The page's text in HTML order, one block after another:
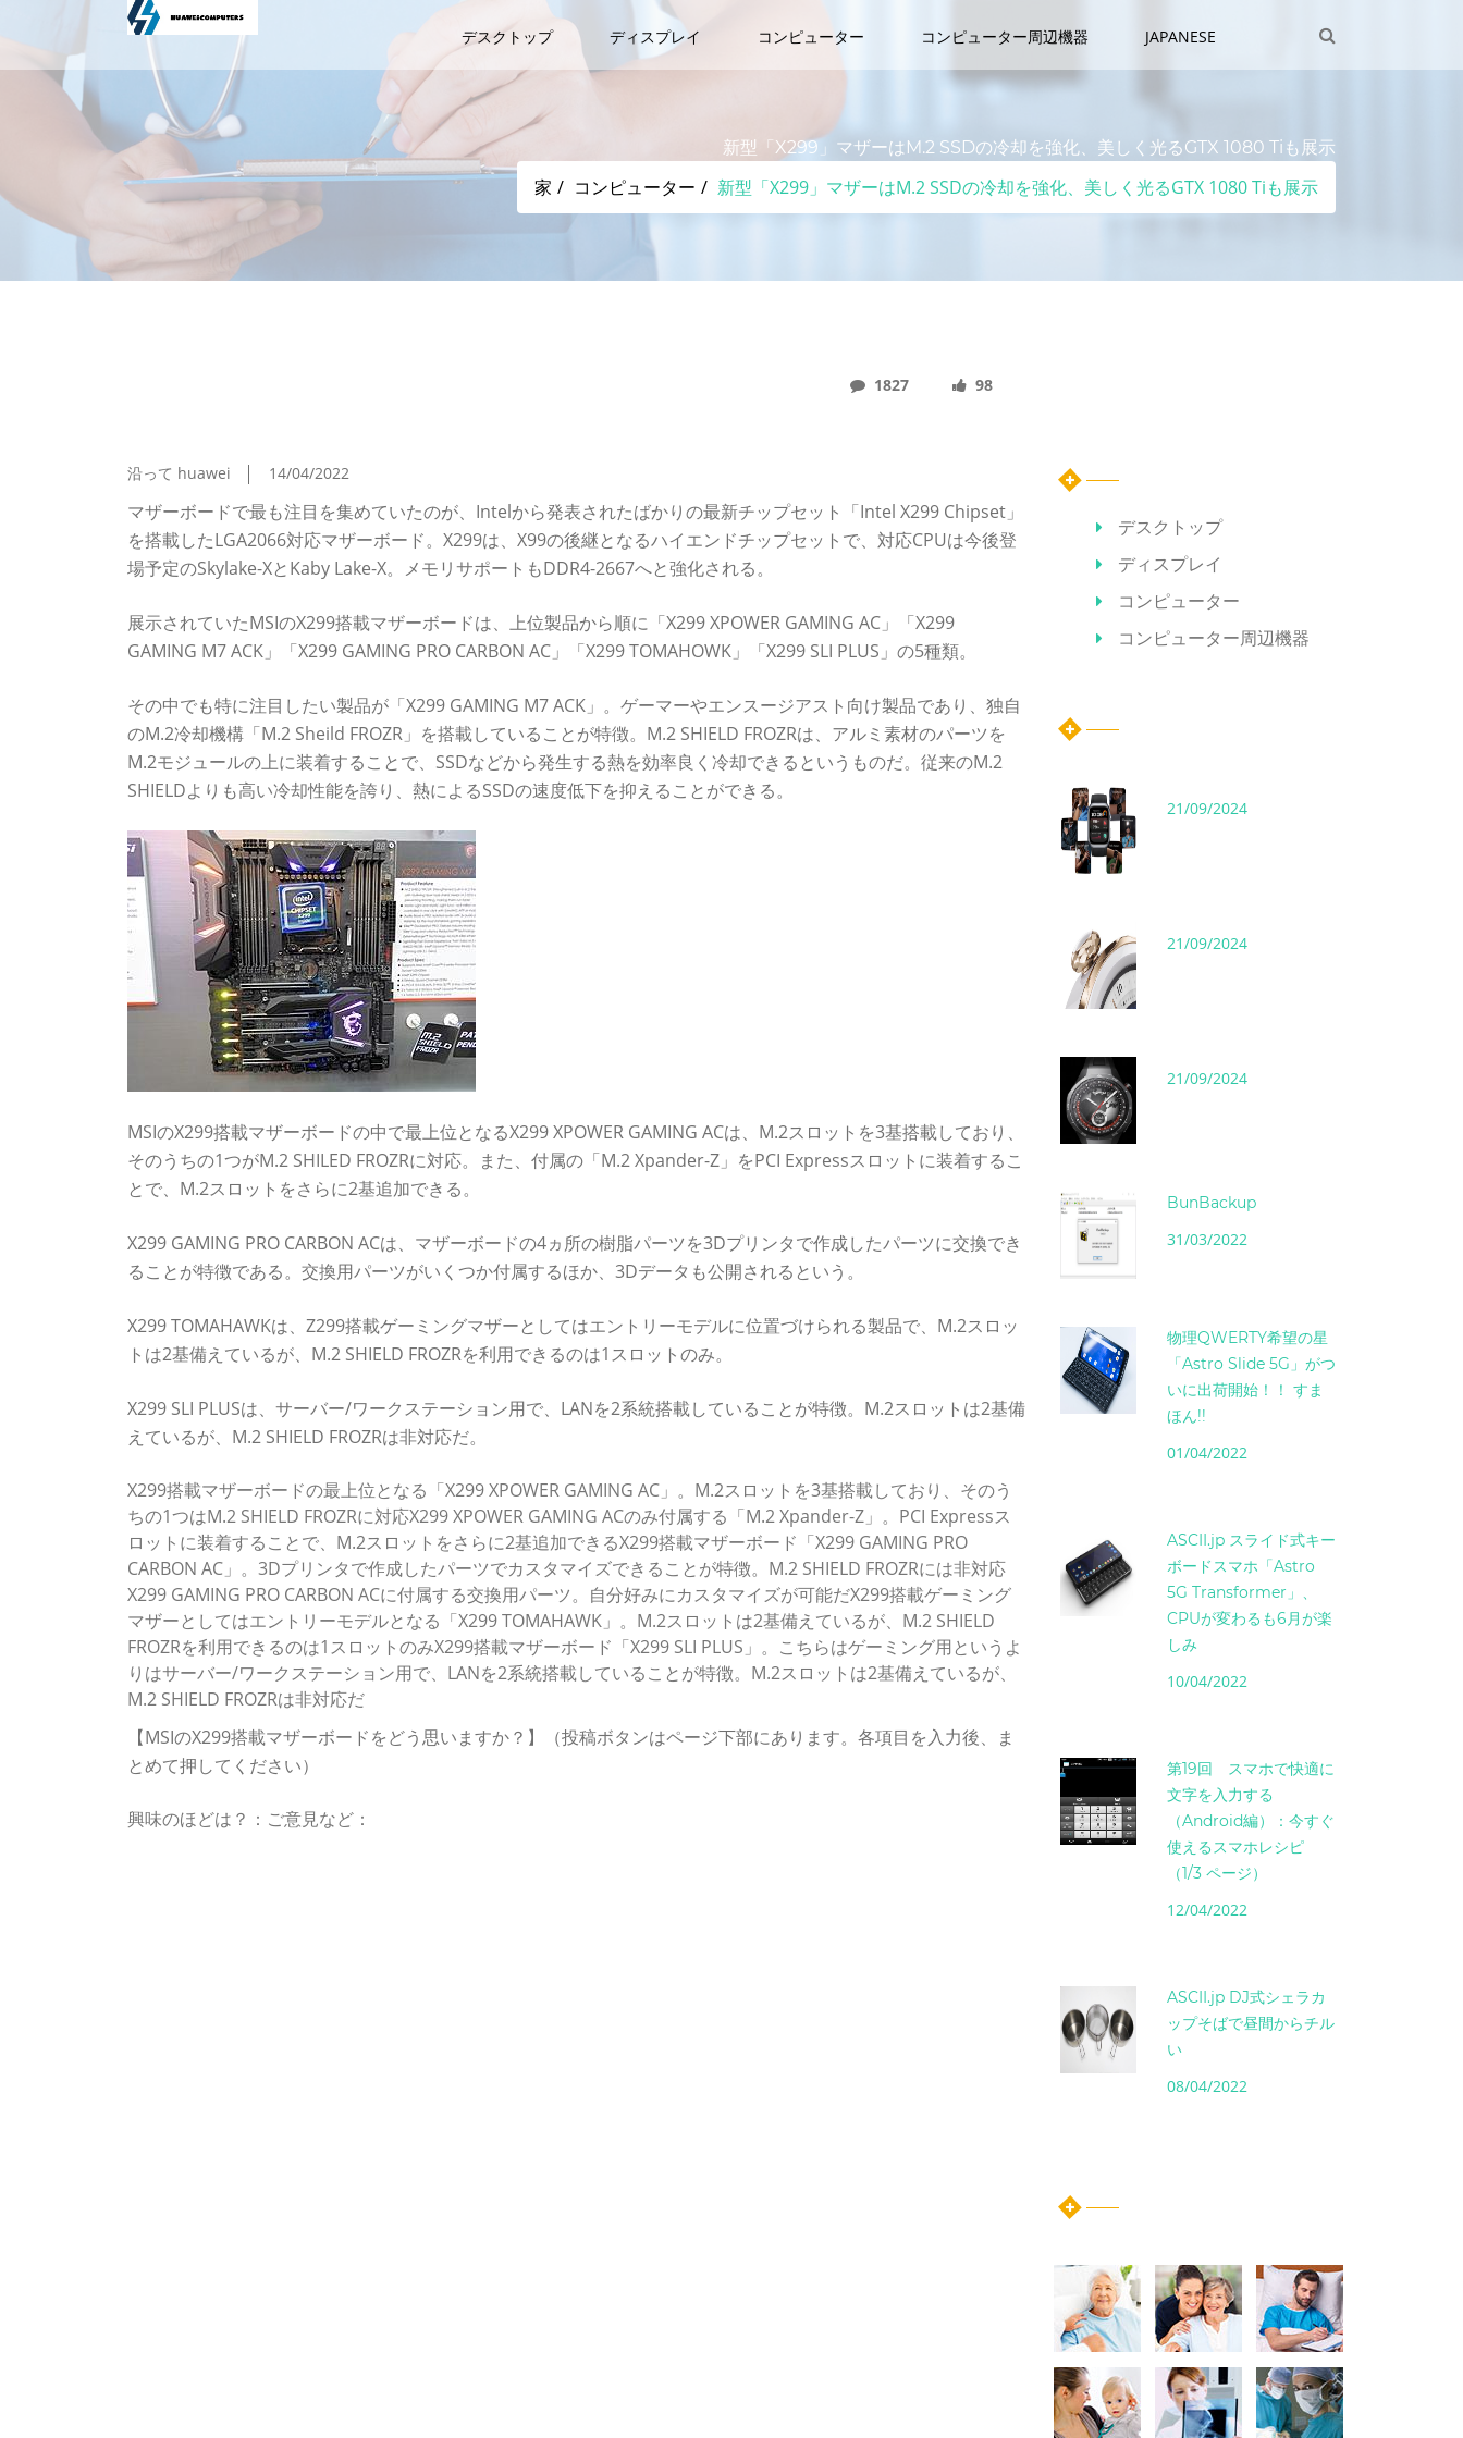
デスクトップ ディスプレイ コンピューター コンピューター周辺機器 JAPANESE
新型「X299」マザーはM.2 SSDの冷却を強化、美しく光るGTX 1080 Tiも展示
家 コンピューター 新型「X299」マザーはM.2 SSDの冷却を強化、美しく光るGTX 1080 Tiも展示
1827 98
沿って huawei 14/04/2022
マザーボードで最も注目を集めていたのが、Intelから発表されたばかりの最新チップセット「Intel X299 Chipset」
を搭載したLGA2066対応マザーボード。X299は、X99の後継となるハイエンドチップセットで、対応CPUは今後登
場予定のSkylake-XとKaby Lake-X。メモリサポートもDDR4-2667へと強化される。
展示されていたMSIのX299搭載マザーボードは、上位製品から順に「X299 XPOWER GAMING AC」「X299
GAMING M7 ACK」「X299 GAMING PRO CARBON AC」「X299 TOMAHOWK」「X299 SLI PLUS」の5種類。
その中でも特に注目したい製品が「X299 GAMING M7 ACK」。ゲーマーやエンスージアスト向け製品であり、独自
のM.2冷却機構「M.2 Sheild FROZR」を搭載していることが特徴。M.2 SHIELD FROZRは、アルミ素材のパーツを
M.2モジュールの上に装着することで、SSDなどから発生する熱を効率良く冷却できるというものだ。従来のM.2
SHIELDよりも高い冷却性能を誇り、熱によるSSDの速度低下を抑えることができる。
MSIのX299搭載マザーボードの中で最上位となるX299 XPOWER GAMING ACは、M.2スロットを3基搭載しており、
そのうちの1つがM.2 SHILED FROZRに対応。また、付属の「M.2 Xpander-Z」をPCI Expressスロットに装着するこ
とで、M.2スロットをさらに2基追加できる。
X299 GAMING PRO CARBON ACは、マザーボードの4ヵ所の樹脂パーツを3Dプリンタで作成したパーツに交換でき
ることが特徴である。交換用パーツがいくつか付属するほか、3Dデータも公開されるという。
X299 TOMAHAWKは、Z299搭載ゲーミングマザーとしてはエントリーモデルに位置づけられる製品で、M.2スロッ
トは2基備えているが、M.2 SHIELD FROZRを利用できるのは1スロットのみ。
X299 SLI PLUSは、サーバー/ワークステーション用で、LANを2系統搭載していることが特徴。M.2スロットは2基備
えているが、M.2 SHIELD FROZRは非対応だ。
X299搭載マザーボードの最上位となる「X299 XPOWER GAMING AC」。M.2スロットを3基搭載しており、そのう
ちの1つはM.2 SHIELD FROZRに対応X299 XPOWER GAMING ACのみ付属する「M.2 Xpander-Z」。PCI Expressス
ロットに装着することで、M.2スロットをさらに2基追加できるX299搭載マザーボード「X299 GAMING PRO
CARBON AC」。3Dプリンタで作成したパーツでカスタマイズできることが特徴。M.2 SHIELD FROZRには非対応
X299 GAMING PRO CARBON ACに付属する交換用パーツ。自分好みにカスタマイズが可能だX299搭載ゲーミング
マザーとしてはエントリーモデルとなる「X299 TOMAHAWK」。M.2スロットは2基備えているが、M.2 SHIELD
FROZRを利用できるのは1スロットのみX299搭載マザーボード「X299 SLI PLUS」。こちらはゲーミング用というよ
りはサーバー/ワークステーション用で、LANを2系統搭載していることが特徴。M.2スロットは2基備えているが、
M.2 SHIELD FROZRは非対応だ
【MSIのX299搭載マザーボードをどう思いますか？】（投稿ボタンはページ下部にあります。各項目を入力後、ま
とめて押してください）
興味のほどは？：ご意見など：
デスクトップ
ディスプレイ
コンピューター
コンピューター周辺機器
21/09/2024
21/09/2024
21/09/2024
BunBackup
31/03/2022
物理QWERTY希望の星
「Astro Slide 5G」がつ
いに出荷開始！！ すま
ほん!!
01/04/2022
ASCII.jp スライド式キー
ボードスマホ「Astro
5G Transformer」、
CPUが変わるも6月が楽
しみ
10/04/2022
第19回 スマホで快適に
文字を入力する
（Android編）：今すぐ
使えるスマホレシピ
（1/3 ページ）
12/04/2022
ASCII.jp DJ式シェラカ
ップそばで昼間からチル
い
08/04/2022